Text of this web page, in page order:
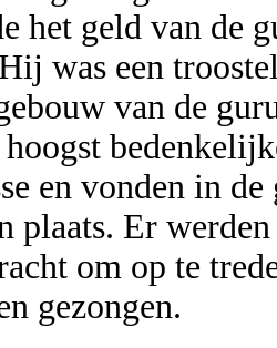
het geld van de
was een
van de
en vonden in
plaats. Er werden
om op te
gezongen.